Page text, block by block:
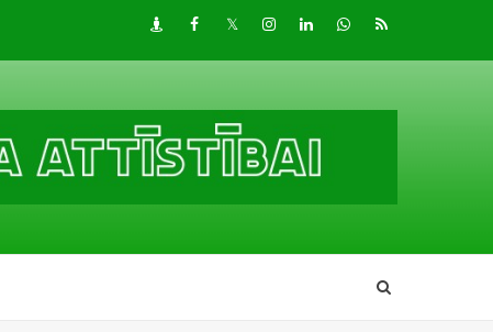
DraugiemFacebook
TwitterInstagram
LinkedInwhatsapp
RSS